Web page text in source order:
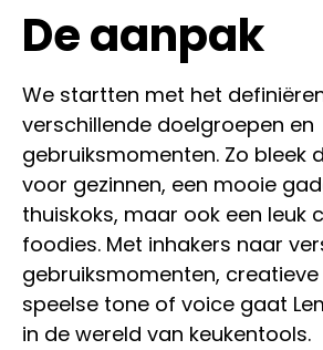
De aanpak
We startten met het
verschillende doelgroepen en
gebruiksmomenten. Zo bleek
voor gezinnen, een mooie
thuiskoks, maar ook een leuk
foodies. Met inhakers naar
gebruiksmomenten,
speelse tone of voice gaat
in de wereld van keukentools.